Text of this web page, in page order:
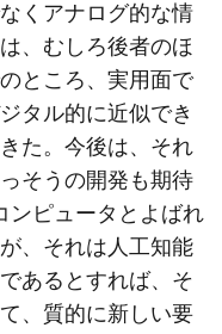
くアナログ的な情
、むしろ後者のほ
ところ、実用面で
タル的に近似でき
た。今後は、それ
そうの開発も期待
ンピュータとよばれ
、それは人工知能
あるとすれば、そ
、質的に新しい要